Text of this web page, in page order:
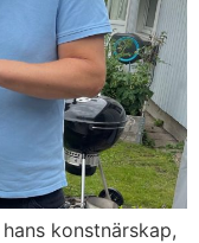
konstnärskap,